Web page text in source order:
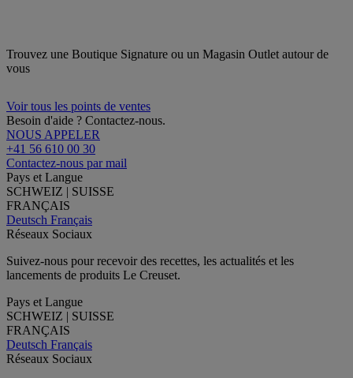
Trouvez une Boutique Signature ou un Magasin Outlet autour de
vous
Voir tous les points de ventes
Besoin d'aide ? Contactez-nous.
NOUS APPELER
+41 56 610 00 30
Contactez-nous par mail
Pays et Langue
SCHWEIZ | SUISSE
FRANÇAIS
Deutsch Français
Réseaux Sociaux
Suivez-nous pour recevoir des recettes, les actualités et les
lancements de produits Le Creuset.
Pays et Langue
SCHWEIZ | SUISSE
FRANÇAIS
Deutsch Français
Réseaux Sociaux